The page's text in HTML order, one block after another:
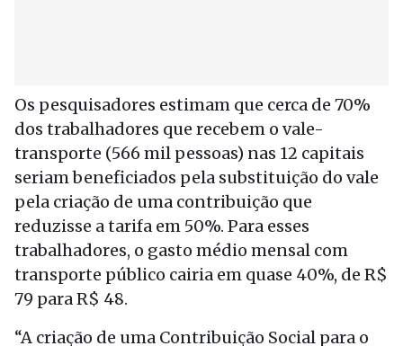
Os pesquisadores estimam que cerca de 70%
dos trabalhadores que recebem o vale-
transporte (566 mil pessoas) nas 12 capitais
seriam beneficiados pela substituição do vale
pela criação de uma contribuição que
reduzisse a tarifa em 50%. Para esses
trabalhadores, o gasto médio mensal com
transporte público cairia em quase 40%, de R$
79 para R$ 48.
“A criação de uma Contribuição Social para o